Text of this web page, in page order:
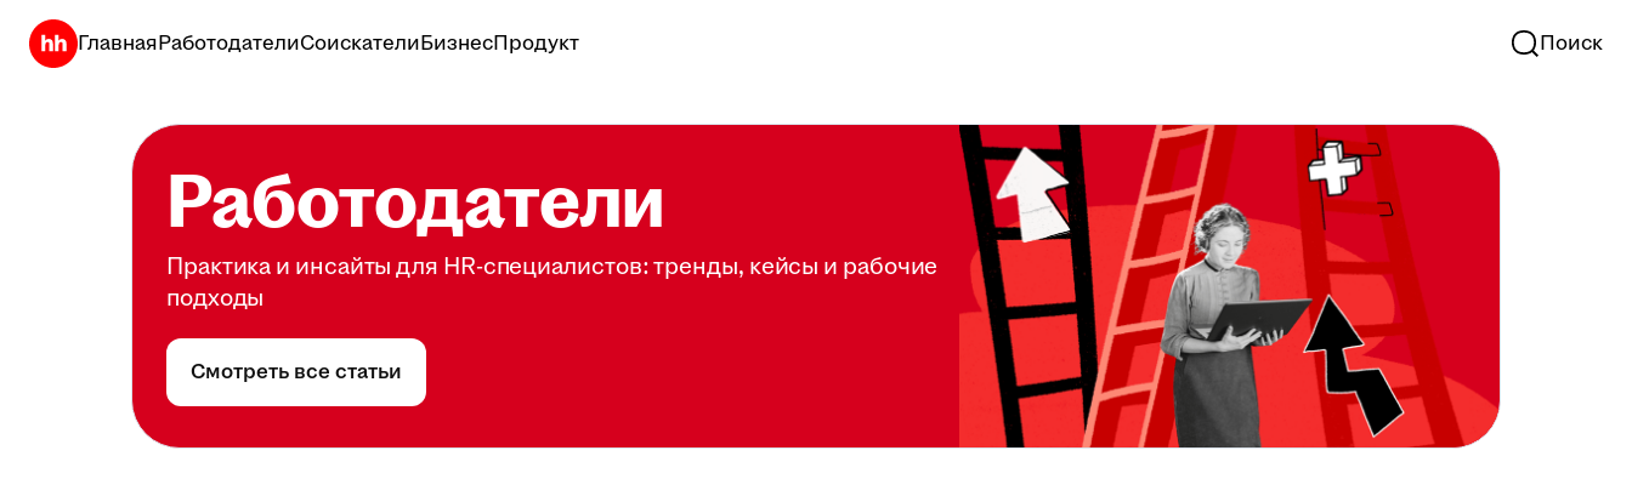
ГлавнаяРаботодателиСоискателиБизнесПродукт Поиск
Работодатели
Практика и инсайты для HR-специалистов: тренды, кейсы и рабочие
подходы
Смотреть все статьи